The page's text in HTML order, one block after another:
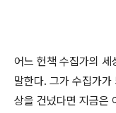
어느 헌책 수집가의
말한다. 그가 수집가가
상을 건넜다면 지금은